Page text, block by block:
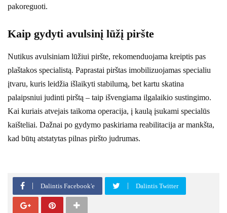
pakoreguoti.
Kaip gydyti avulsinį lūžį piršte
Nutikus avulsiniam lūžiui piršte, rekomenduojama kreiptis pas
plaštakos specialistą. Paprastai pirštas imobilizuojamas specialiu
įtvaru, kuris leidžia išlaikyti stabilumą, bet kartu skatina
palaipsniui judinti pirštą – taip išvengiama ilgalaikio sustingimo.
Kai kuriais atvejais taikoma operacija, į kaulą įsukami specialūs
kaišteliai. Dažnai po gydymo paskiriama reabilitacija ar mankšta,
kad būtų atstatytas pilnas piršto judrumas.
Dalintis Facebook'e Dalintis Twitter